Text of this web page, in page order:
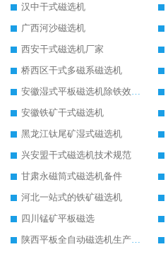
汉中干式磁选机
广西河沙磁选机
西安干式磁选机厂家
桥西区干式多磁系磁选机
安徽铁矿干式磁选机
黑龙江钛尾矿湿式磁选机
兴安盟干式磁选机技术规范
甘肃永磁筒式磁选机备件
河北一站式的铁矿磁选机
四川锰矿平板磁选